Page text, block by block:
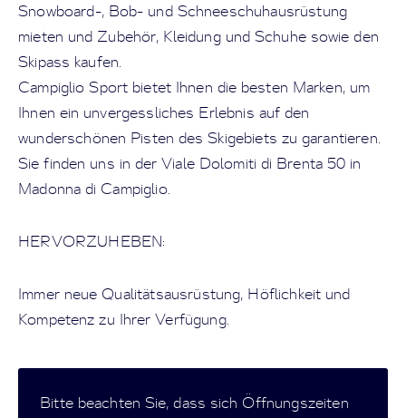
Snowboard-, Bob- und Schneeschuhausrüstung
mieten und Zubehör, Kleidung und Schuhe sowie den
Skipass kaufen.
Campiglio Sport bietet Ihnen die besten Marken, um
Ihnen ein unvergessliches Erlebnis auf den
wunderschönen Pisten des Skigebiets zu garantieren.
Sie finden uns in der Viale Dolomiti di Brenta 50 in
Madonna di Campiglio.
HERVORZUHEBEN:
Immer neue Qualitätsausrüstung, Höflichkeit und
Kompetenz zu Ihrer Verfügung.
Bitte beachten Sie, dass sich Öffnungszeiten